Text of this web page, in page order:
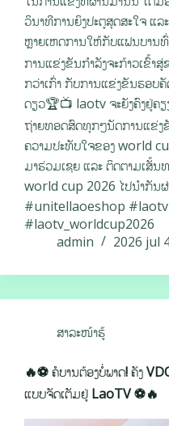
ວິນາທີການຍິງປະຕູສຸດສະໃຈ ແ
ຫຼາຍເຫດການໃຫ້ກັບແຟນບານ
ການແຂ່ງຂັນກຳລັງຈະກ້າວເຂົ້າ
ກວ່າເກົ່າ ກັບການແຂ່ງຂັນຮອບ
ດຽວ🏆📺 laotv ຈະຍັງຄົງຢູ່ຄ
ຖ່າຍທອດສົດທຸກໆນັດການແຂ່ງ
ຄວາມປະທັບໃຈຂອງ world
ມາຮ່ວມເຊຍ ແລະ ຕິດຕາມເສັ້ນ
world cup 2026 ໄປນຳກັນ
#unitellaoeshop
#laotv_worldcup2026
admin
2026 jul
ສາລະໜ້າຮູ້
🔥⚽ ຄໍບານຕ້ອງບໍ່ພາດ! ຄັງ
ແບບຈັດເຕັມຢູ່ LaoTV ⚽🔥